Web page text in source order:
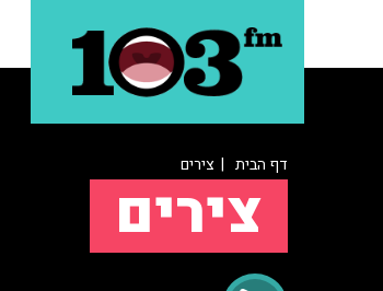
דף הבית | צירים
צירים